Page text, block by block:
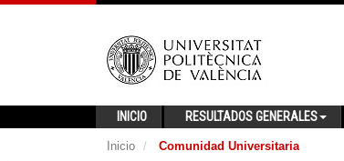
INICIO RESULTADOS GENERALES
Inicio Comunidad Universitaria